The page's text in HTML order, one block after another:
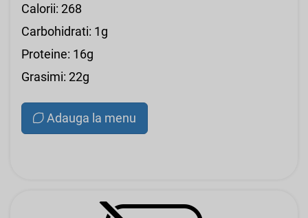
Calorii: 268
Carbohidrati: 1g
Proteine: 16g
Grasimi: 22g
Adauga la menu